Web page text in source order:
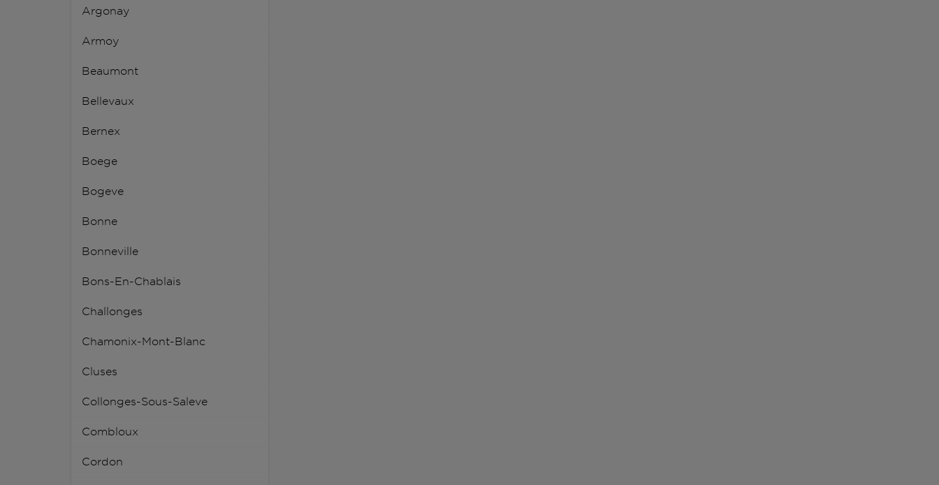
Argonay
Armoy
Beaumont
Bellevaux
Bernex
Boege
Bogeve
Bonne
Bonneville
Bons-En-Chablais
Challonges
Chamonix-Mont-Blanc
Cluses
Collonges-Sous-Saleve
Combloux
Cordon